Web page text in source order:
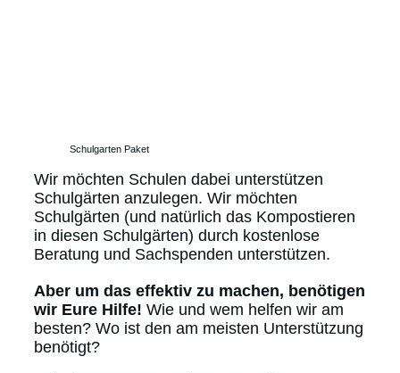
Schulgarten Paket
Wir möchten Schulen dabei unterstützen
Schulgärten anzulegen. Wir möchten
Schulgärten (und natürlich das Kompostieren
in diesen Schulgärten) durch kostenlose
Beratung und Sachspenden unterstützen.
Aber um das effektiv zu machen, benötigen
wir Eure Hilfe! Wie und wem helfen wir am
besten? Wo ist den am meisten Unterstützung
benötigt?